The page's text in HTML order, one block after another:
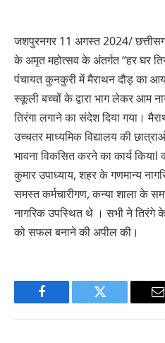
जशपुरनगर 11 अगस्त 2024/
के अमृत महोत्सव के अंतर्गत “हर घर
पंचायत कुनकुरी में मैराथन दौड़ का
स्कूली बच्चों के द्वारा भाग लेकर आम
तिरंगा लगाने का संदेश दिया गया।
उच्चतर माध्यमिक विद्यालय की
भावना विकसित करने का कार्य कियाl
कुमार उपाध्याय, शहर के गणमान्य
समस्त कर्मचारीगण, कन्या शाला के
नागरिक उपस्थित थे । सभी ने तिरंगे
को सफल बनाने की अपील की।
Facebook Twitter